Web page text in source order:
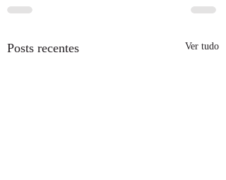
Posts recentes Ver tudo